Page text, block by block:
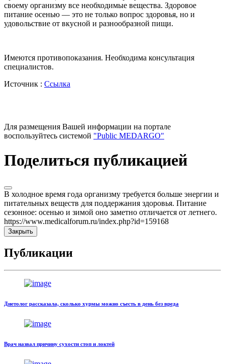
своему организму все необходимые вещества. Здоровое
питание осенью — это не только вопрос здоровья, но и
удовольствие от вкусной и разнообразной пищи.
Имеются противопоказания. Необходима консультация
специалистов.
Источник : Ссылка
Для размещения Вашей информации на портале
воспользуйтесь системой "Public MEDARGO"
Поделиться публикацией
В холодное время года организму требуется больше энергии и
питательных веществ для поддержания здоровья. Питание
сезонное: осенью и зимой оно заметно отличается от летнего.
https://www.medicalforum.ru/index.php?id=159168
Закрыть
Публикации
Диетолог рассказала, сколько хурмы можно съесть в день без вреда
Врач назвал причину сухости стоп и локтей